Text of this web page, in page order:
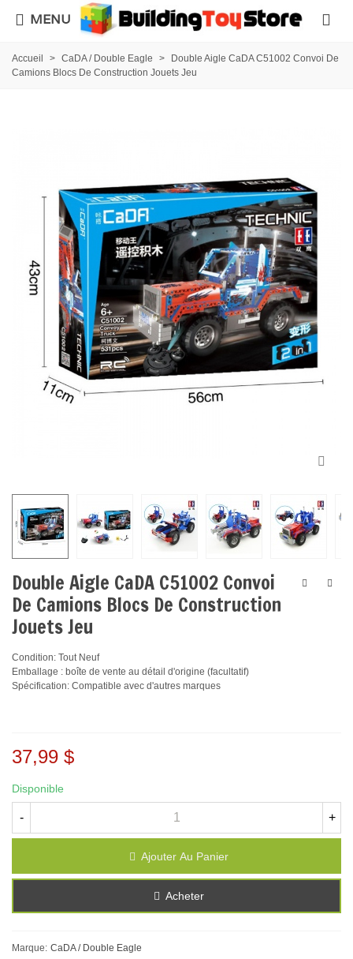
MENU
Accueil > CaDA / Double Eagle >
Double Aigle CaDA C51002 Convoi De
Camions Blocs De Construction Jouets Jeu
Double Aigle CaDA C51002 Convoi
De Camions Blocs De Construction
Jouets Jeu
Condition: Tout Neuf
Emballage : boîte de vente au détail d'origine (facultatif)
Spécification: Compatible avec d'autres marques
37,99 $
Disponible
- +
Ajouter Au Panier
Acheter
Marque: CaDA / Double Eagle